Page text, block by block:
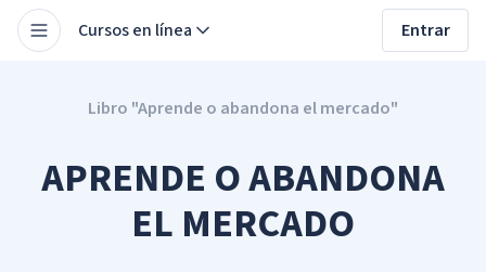
Cursos en línea Entrar
Libro "Aprende o abandona el mercado"
APRENDE O ABANDONA
EL MERCADO